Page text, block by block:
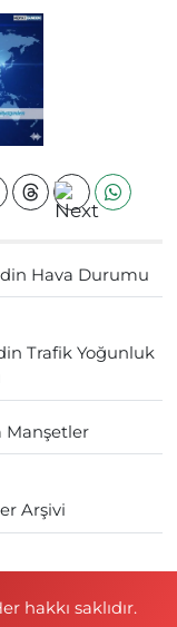
Hava Durumu
Trafik Yoğunluk
Manşetler
Arşivi
hakkı saklıdır.